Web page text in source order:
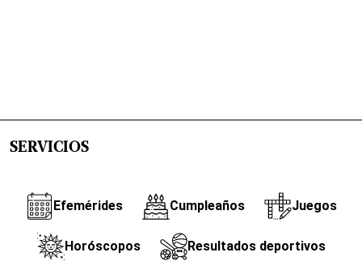
SERVICIOS
Efemérides Cumpleaños Juegos
Horóscopos Resultados deportivos